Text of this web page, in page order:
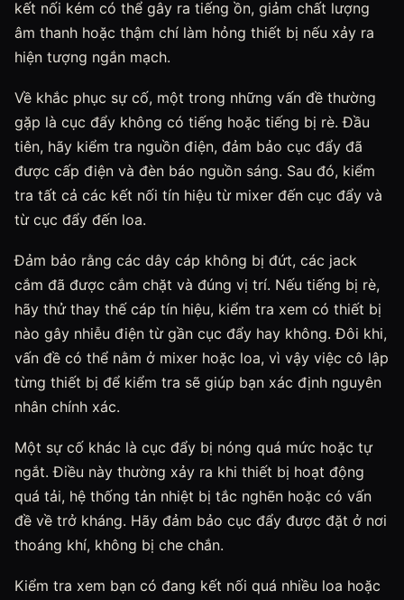
kết nối kém có thể gây ra tiếng ồn, giảm chất lượng
âm thanh hoặc thậm chí làm hỏng thiết bị nếu xảy ra
hiện tượng ngắn mạch.
Về khắc phục sự cố, một trong những vấn đề thường
gặp là cục đẩy không có tiếng hoặc tiếng bị rè. Đầu
tiên, hãy kiểm tra nguồn điện, đảm bảo cục đẩy đã
được cấp điện và đèn báo nguồn sáng. Sau đó, kiểm
tra tất cả các kết nối tín hiệu từ mixer đến cục đẩy và
từ cục đẩy đến loa.
Đảm bảo rằng các dây cáp không bị đứt, các jack
cắm đã được cắm chặt và đúng vị trí. Nếu tiếng bị rè,
hãy thử thay thế cáp tín hiệu, kiểm tra xem có thiết bị
nào gây nhiễu điện từ gần cục đẩy hay không. Đôi khi,
vấn đề có thể nằm ở mixer hoặc loa, vì vậy việc cô lập
từng thiết bị để kiểm tra sẽ giúp bạn xác định nguyên
nhân chính xác.
Một sự cố khác là cục đẩy bị nóng quá mức hoặc tự
ngắt. Điều này thường xảy ra khi thiết bị hoạt động
quá tải, hệ thống tản nhiệt bị tắc nghẽn hoặc có vấn
đề về trở kháng. Hãy đảm bảo cục đẩy được đặt ở nơi
thoáng khí, không bị che chắn.
Kiểm tra xem bạn có đang kết nối quá nhiều loa hoặc